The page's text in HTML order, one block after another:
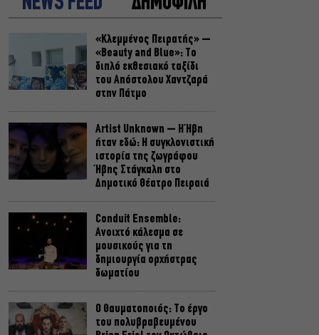
«Κλεμμένος Πειρατής» –
«Beauty and Blue»: Το
διπλό εκθεσιακό ταξίδι
του Απόστολου Χαντζαρά
στην Πάτμο
Artist Unknown – Η Ήβη
ήταν εδώ: Η συγκλονιστική
ιστορία της ζωγράφου
Ήβης Στάγκαλη στο
Δημοτικό Θέατρο Πειραιά
Conduit Ensemble:
Ανοιχτό κάλεσμα σε
μουσικούς για τη
δημιουργία ορχήστρας
δωματίου
Ο Θαυματοποιός: Το έργο
του πολυβραβευμένου